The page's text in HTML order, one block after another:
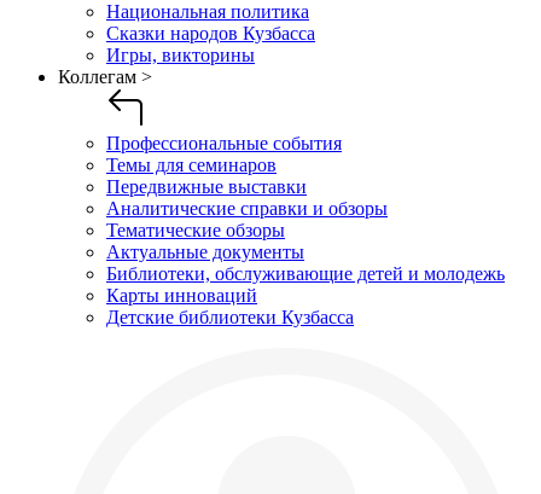
Национальная политика
Сказки народов Кузбасса
Игры, викторины
Коллегам >
Профессиональные события
Темы для семинаров
Передвижные выставки
Аналитические справки и обзоры
Тематические обзоры
Актуальные документы
Библиотеки, обслуживающие детей и молодежь
Карты инноваций
Детские библиотеки Кузбасса